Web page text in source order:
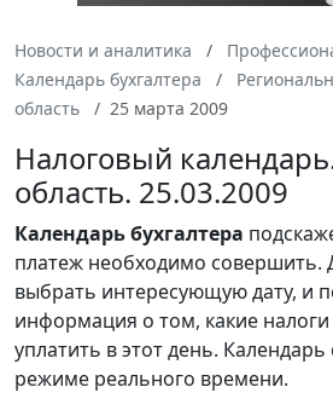
Новости и аналитика
Календарь бухгалтера
область
25 марта 2009
Налоговый
область. 25.03.2009
Календарьбухгалтера
платеж необходимо совершить.
выбрать интересующую дату, и
информация о том, какие
уплатить в этот день.
режиме реального времени.